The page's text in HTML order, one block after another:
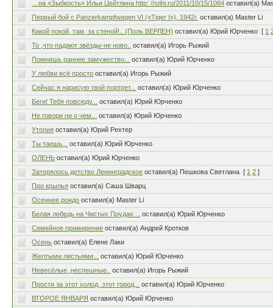
…на «Зыбкость» Ильи Цейтлина http: //stihi.ru/2011/10/15/1084 оставил(а)
Первый бой с Panzerkampfwagen VI («Tiger I»), 1942г. оставил(а) Master Li
Какой покой, там, за стеной!.. (Поль ВЕРЛЕН) оставил(а) Юрий Юрченко [ 1
То ,что падают звёзды-не ново..
оставил(а) Игорь Рыжий
Помнишь раннее замужество...
оставил(а) Юрий Юрченко
У любви всё просто оставил(а) Игорь Рыжий
Сейчас я нарисую твой портрет...
оставил(а) Юрий Юрченко
Беги! Тебя повсюду...
оставил(а) Юрий Юрченко
Не говори ни о чем...
оставил(а) Юрий Юрченко
Утопия оставил(а) Юрий Рехтер
Ты таешь...
оставил(а) Юрий Юрченко
ОЛЕНЬ оставил(а) Юрий Юрченко
Затерялось детство Ленинградское оставил(а) Пешкова Светлана [ 1 2 ]
Про крылья оставил(а) Саша Шварц
Осеннее рондо оставил(а) Master Li
Белая лебедь на Чистых Прудах…
оставил(а) Юрий Юрченко
Семейное примирение оставил(а) Андрей Кротков
Осень оставил(а) Елене Лаки
Желтыми листьями...
оставил(а) Юрий Юрченко
Невесёлые ,неспешные..
оставил(а) Игорь Рыжий
Прости за этот холод, этот город...
оставил(а) Юрий Юрченко
ВТОРОЕ ЯНВАРЯ оставил(а) Юрий Юрченко